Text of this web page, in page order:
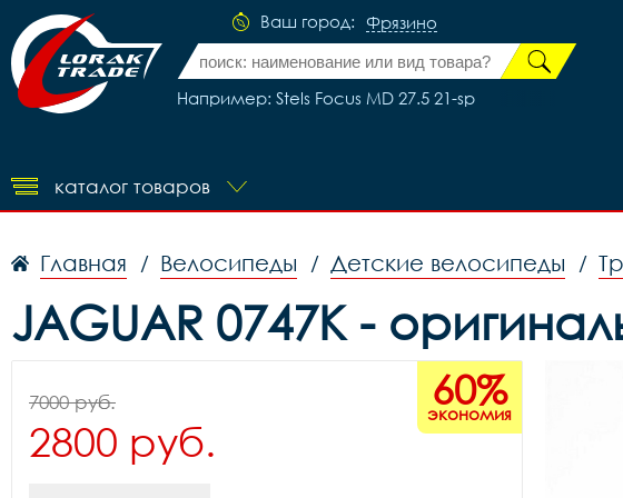
Ваш город: Фрязино
Например: Stels Focus MD 27.5 21-sp
каталог товаров
Главная / Велосипеды / Детские велосипеды /
JAGUAR 0747K -
60%
экономия
7000 руб.
2800 руб.